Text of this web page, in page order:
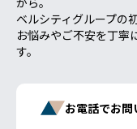
ベルシティグループの
お悩みやご不安を丁寧
す。
お電話でお問